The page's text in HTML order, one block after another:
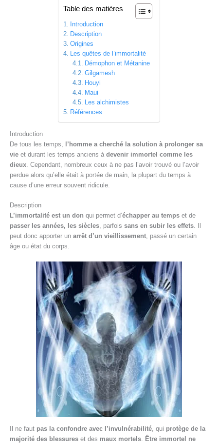
Table des matières
Introduction
Description
Origines
Les quêtes de l’immortalité
Démophon et Métanine
Gilgamesh
Houyi
Maui
Les alchimistes
Références
Introduction
De tous les temps,
l’homme a cherché la solution à prolonger sa
vie et durant les temps anciens à devenir immortel comme les
dieux . Cependant, nombreux ceux à ne pas l’avoir trouvé ou l’avoir
perdue alors qu’elle était à portée de main, la plupart du temps à
cause d’une erreur souvent ridicule.
Description
L’immortalité est un don qui permet d’échapper au temps et de
passer les années, les siècles, parfois sans en subir les effets. Il
peut donc apporter un arrêt d’un vieillissement, passé un certain
âge ou état du corps.
Il ne faut pas la confondre avec l’invulnérabilité , qui protège de la
majorité des blessures et des maux mortels Être immortel ne